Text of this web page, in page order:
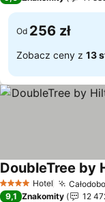
Od 256 zł
Zobacz ceny z 13
4 KategoriaHotel
9,1 Znakomity 12